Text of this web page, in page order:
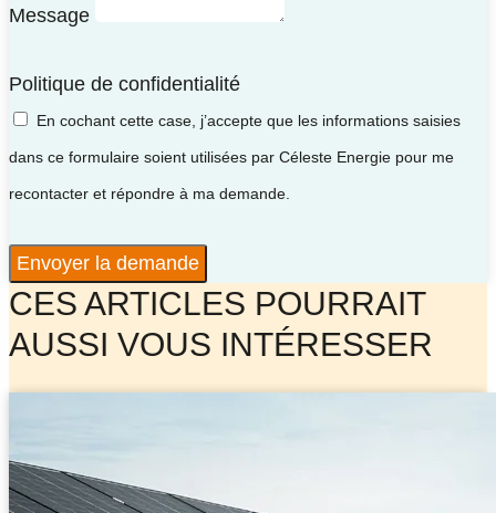
Message
Politique de confidentialité
En cochant cette case, j’accepte que les informations saisies
dans ce formulaire soient utilisées par Céleste Energie pour me
recontacter et répondre à ma demande.
Envoyer la demande
CES ARTICLES POURRAIT
AUSSI VOUS INTÉRESSER